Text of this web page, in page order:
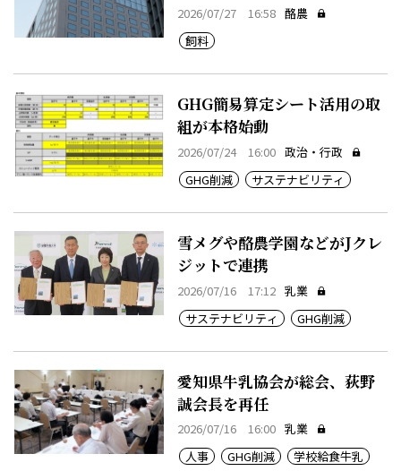
2026/07/27 16:58 酪農
飼料
GHG簡易算定シート活用の取
組が本格始動
2026/07/24 16:00 政治・行政
GHG削減
サステナビリティ
雪メグや酪農学園などがJクレ
ジットで連携
2026/07/16 17:12 乳業
サステナビリティ
GHG削減
愛知県牛乳協会が総会、荻野
誠会長を再任
2026/07/16 16:00 乳業
人事
GHG削減 学校給食牛乳